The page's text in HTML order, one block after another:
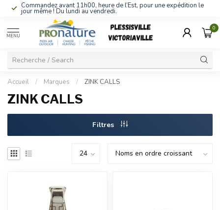
Commandez avant 11h00, heure de l’Est, pour une expédition le
jour même ! Du lundi au vendredi.
MENU
0
Accueil / Marques / ZINK CALLS
ZINK CALLS
Filtres